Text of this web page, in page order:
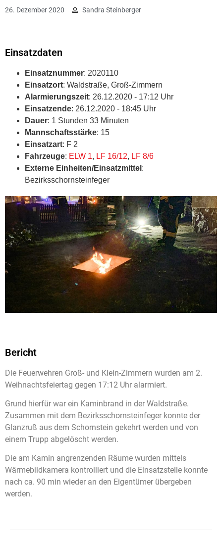
26. Dezember 2020 Sandra Steinberger
Einsatzdaten
Einsatznummer: 2020110
Einsatzort: Waldstraße, Groß-Zimmern
Alarmierungszeit: 26.12.2020 - 17:12 Uhr
Einsatzende: 26.12.2020 - 18:45 Uhr
Dauer: 1 Stunden 33 Minuten
Mannschaftsstärke: 15
Einsatzart: F 2
Fahrzeuge: ELW 1, LF 16/12, LF 8/6
Externe Einheiten/Einsatzmittel :
Bezirksschornsteinfeger
Bericht
Die Feuerwehren Groß- und Klein-Zimmern wurden am 2.
Weihnachtsfeiertag gegen 17:12 Uhr alarmiert.
Grund hierfür war ein Kaminbrand in der Waldstraße.
Zusammen mit dem Bezirksschornsteinfeger konnte der
Glanzruß aus dem Schornstein gekehrt werden und von
einem Trupp abgelöscht werden.
Die am Kamin angrenzenden Räume wurden mittels
Wärmebildkamera kontrolliert und die Einsatzstelle konnte
nach ca. 90 min wieder an den Eigentümer übergeben
werden.